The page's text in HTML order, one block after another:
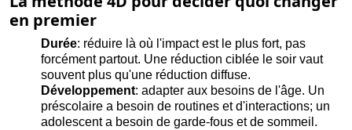
en premier
Durée: réduire là où l'impact est le plus fort, pas
forcément partout. Une réduction ciblée le soir vaut
souvent plus qu'une réduction diffuse.
Développement: adapter aux besoins de l'âge. Un
préscolaire a besoin de routines et d'interactions; un
adolescent a besoin de garde-fous et de sommeil.